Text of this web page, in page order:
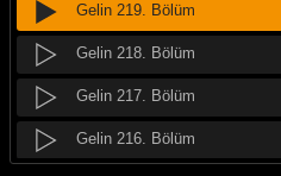
Gelin 219. Bölüm
Gelin 218. Bölüm
Gelin 217. Bölüm
Gelin 216. Bölüm